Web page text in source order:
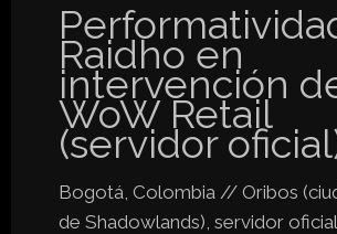
Raidho en
intervención
WoW Retail
(servidor
Bogotá, Colombia // Oribos
de Shadowlands), servidor oficial